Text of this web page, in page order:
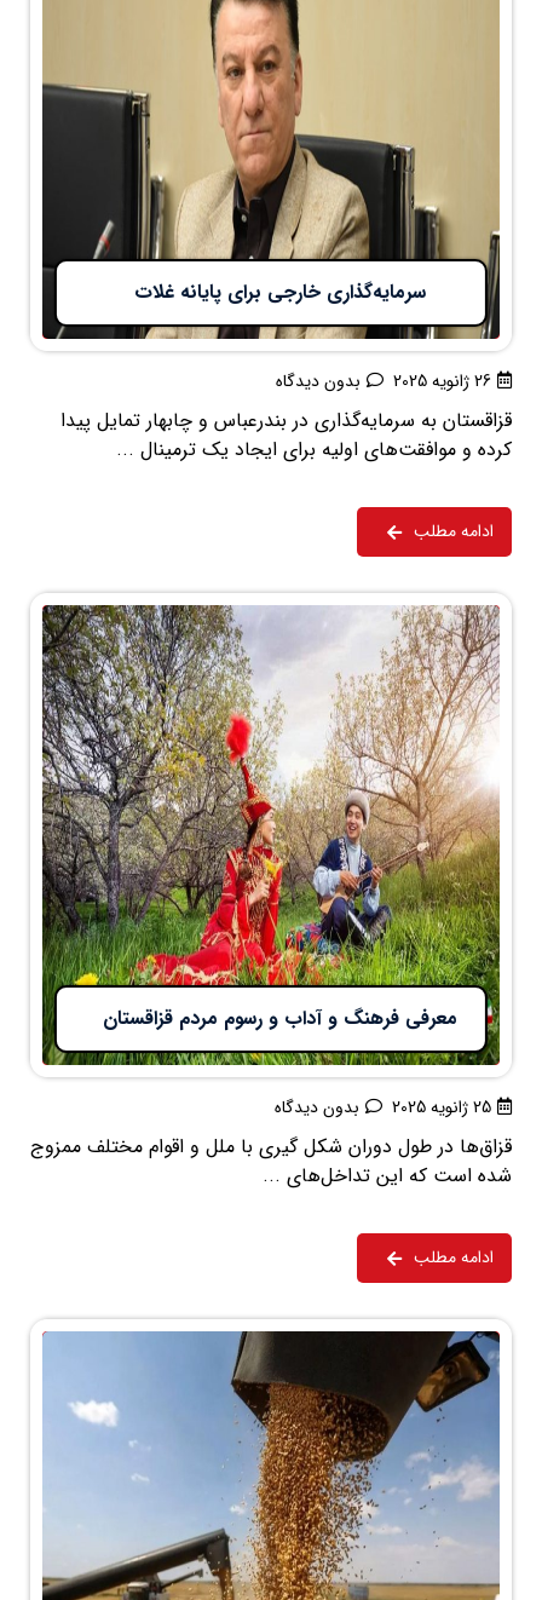
سرمایه‌گذاری خارجی برای پایانه غلات
26 ژانویه 2025 بدون دیدگاه
قزاقستان به سرمایه‌گذاری در بندرعباس و چابهار تمایل پیدا
کرده و موافقت‌های اولیه برای ایجاد یک ترمینال ...
ادامه مطلب
معرفی فرهنگ و آداب و رسوم مردم قزاقستان
25 ژانویه 2025 بدون دیدگاه
قزاق‌ها در طول دوران شکل گیری با ملل و اقوام مختلف ممزوج
شده است که این تداخل‌‌های ...
ادامه مطلب